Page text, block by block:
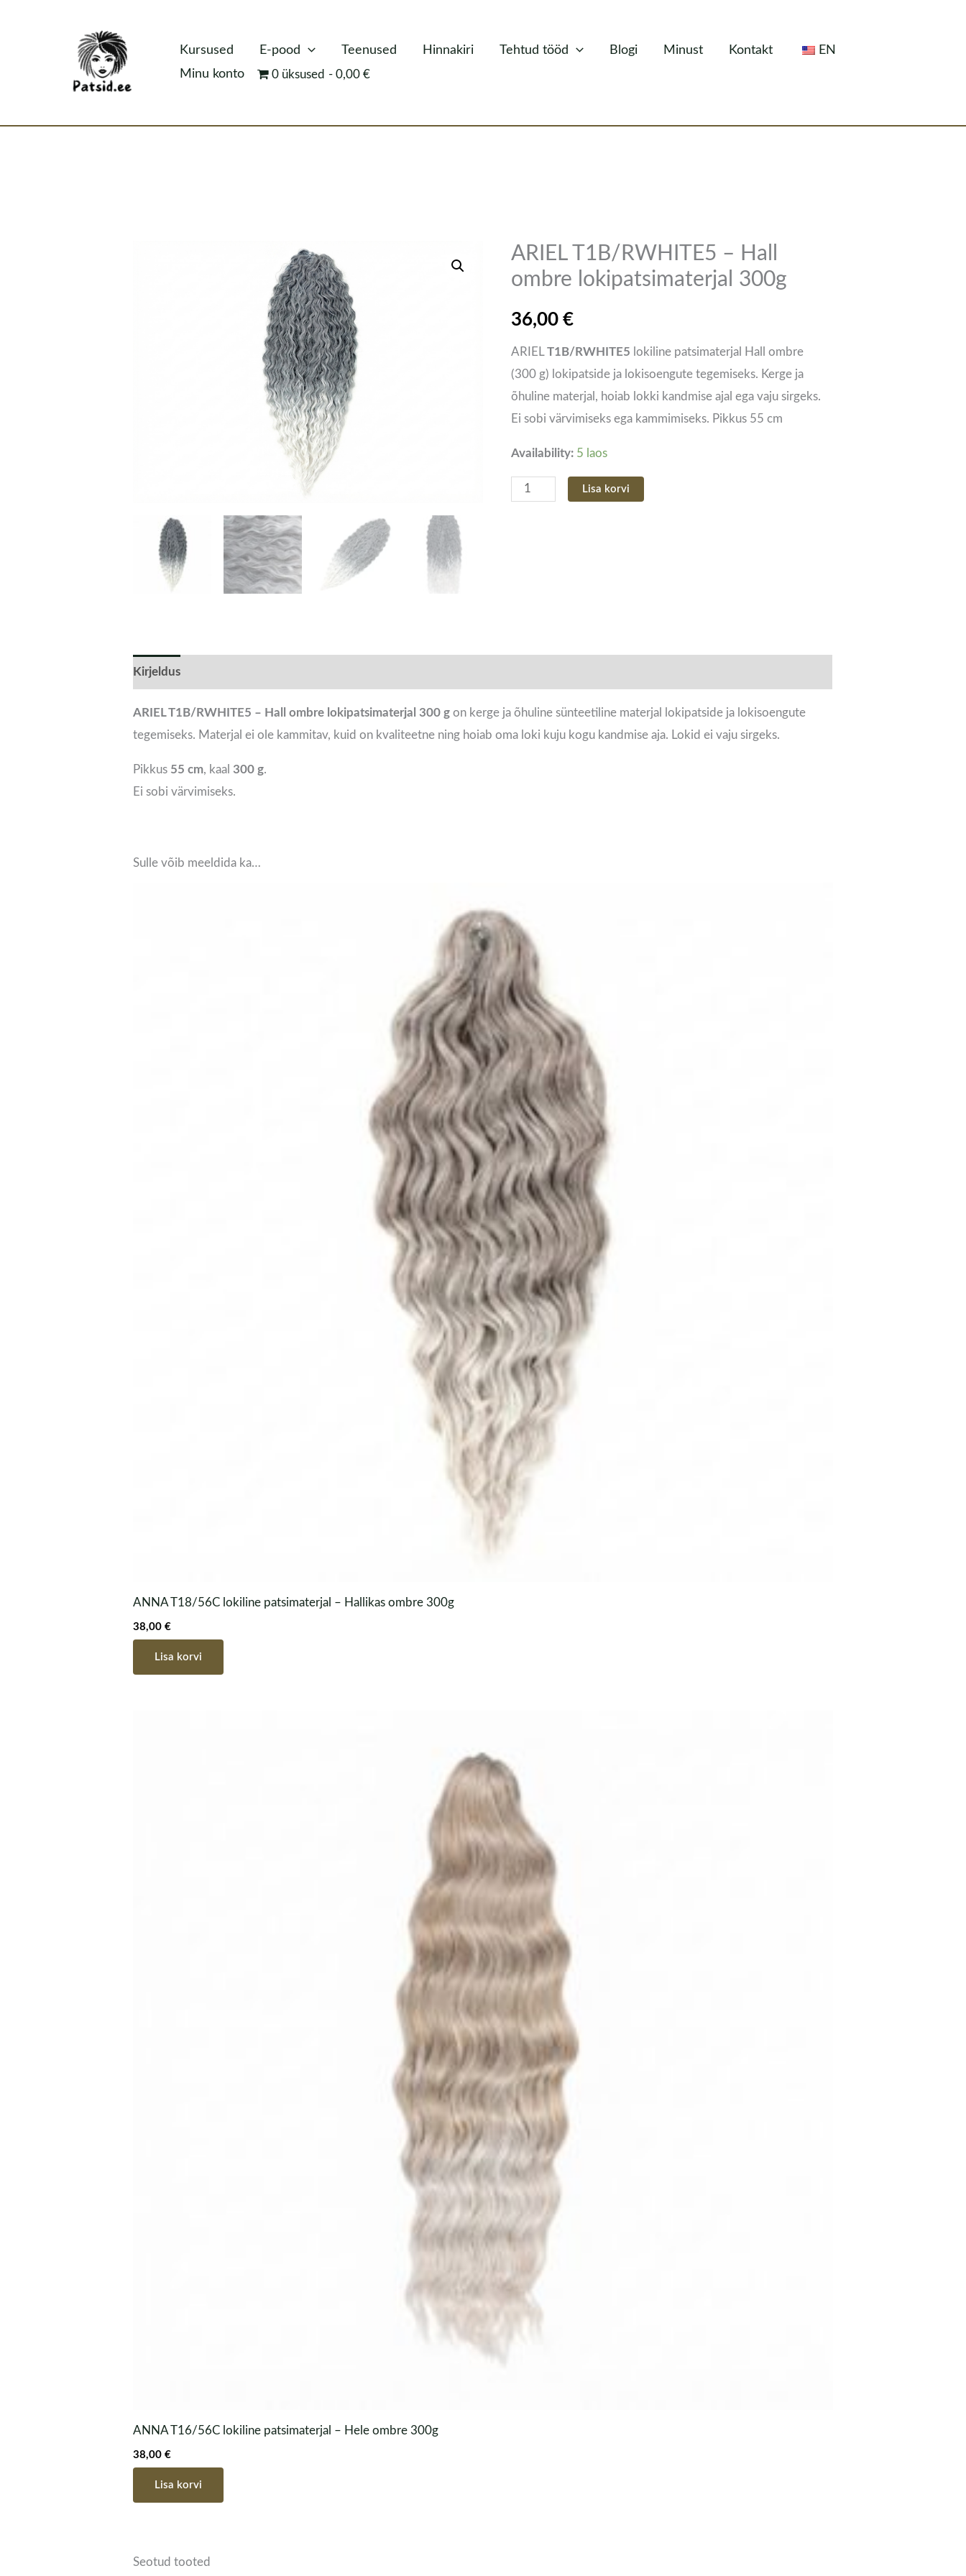
Kursused E-pood Teenused Hinnakiri Tehtud tööd Blogi Minust Kontakt
EN
Minu konto
0 üksused 0,00 €
ARIEL T1B/RWHITE5 – Hall
ombre lokipatsimaterjal 300g
36,00 €
ARIELT1B/RWHITE5 lokiline patsimaterjal Hall ombre
(300 g) lokipatside ja lokisoengute tegemiseks. Kerge ja
õhuline materjal, hoiab lokki kandmise ajal ega vaju sirgeks.
Ei sobi värvimiseks ega kammimiseks. Pikkus 55 cm
Availability: 5 laos
ARIEL
T1B/RWHITE5
Hall
Lisa korvi
Kirjeldus
ARIEL T1B/RWHITE5 – Hall ombre lokipatsimaterjal 300 gon kerge ja õhuline sünteetiline materjal lokipatside ja lokisoengute
tegemiseks. Materjal ei ole kammitav, kuid on kvaliteetne ning hoiab oma loki kuju kogu kandmise aja. Lokid ei vaju sirgeks.
Pikkus 55 cm, kaal 300 g.
Ei sobi värvimiseks.
Sulle võib meeldida ka…
ANNA T18/56C lokiline patsimaterjal – Hallikas ombre 300g
38,00€
Lisa korvi
ANNA T16/56C lokiline patsimaterjal – Hele ombre 300g
38,00€
Lisa korvi
Seotud tooted